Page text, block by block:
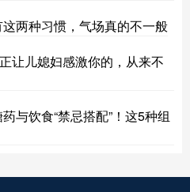
两种习惯，气场真的不一般
让儿媳妇感激你的，从来不
与饮食“禁忌搭配”！这5种组